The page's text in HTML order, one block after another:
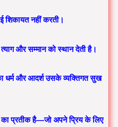
शिकायत नहीं करती।
और सम्मान को स्थान देती है।
धर्म और आदर्श उसके व्यक्तिगत सुख
प्रतीक है—जो अपने प्रिय के लिए